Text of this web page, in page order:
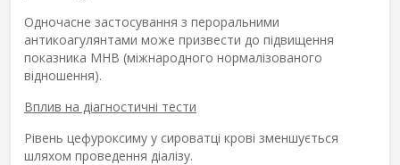
Одночасне застосування з пероральними
антикоагулянтами може призвести до підвищення
показника МНВ (міжнародного нормалізованого
відношення).
Вплив на діагностичні тести
Рівень цефуроксиму у сироватці крові зменшується
шляхом проведення діалізу.